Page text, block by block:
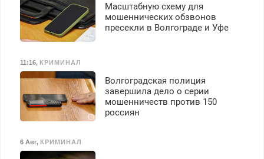
безопасности с з/п до
125000 руб.
Масштабную схему для
мошеннических обзвонов
пресекли в Волгограде и Уфе
11:16, КРИМИНАЛ
Волгоградская полиция
завершила дело о серии
мошенничеств против 150
россиян
6 Авг, КРИМИНАЛ